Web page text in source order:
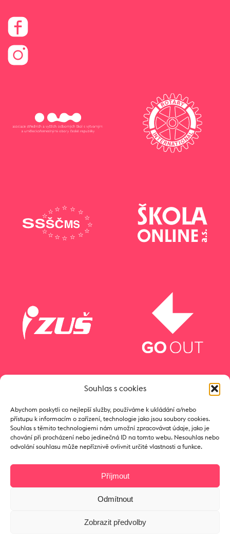
Souhlas s cookies
Abychom poskytli co nejlepší služby, používáme k ukládání a/nebo
přístupu k informacím o zařízení, technologie jako jsou soubory cookies.
Souhlas s těmito technologiemi nám umožní zpracovávat údaje, jako je
chování při procházení nebo jedinečná ID na tomto webu. Nesouhlas nebo
odvolání souhlasu může nepříznivě ovlivnit určité vlastnosti a funkce.
Příjmout
Odmítnout
Zobrazit předvolby